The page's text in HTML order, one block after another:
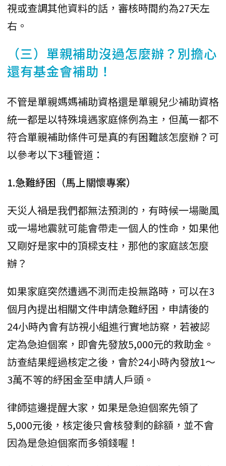
視或查調其他資料的話，審核時間約為27天左
右。
（三）單親補助沒過怎麼辦？別擔心
還有基金會補助！
不管是單親媽媽補助資格還是單親兒少補助資格
統一都是以特殊境遇家庭條例為主，但萬一都不
符合單親補助條件可是真的有困難該怎麼辦？可
以參考以下3種管道：
1.急難紓困（馬上關懷專案）
天災人禍是我們都無法預測的，有時候一場颱風
或一場地震就可能會帶走一個人的性命，如果他
又剛好是家中的頂樑支柱，那他的家庭該怎麼
辦？
如果家庭突然遭遇不測而走投無路時，可以在3
個月內提出相關文件申請急難紓困，申請後的
24小時內會有訪視小組進行實地訪察，若被認
定為急迫個案，即會先發放5,000元的救助金。
訪查結果經過核定之後，會於24小時內發放1～
3萬不等的紓困金至申請人戶頭。
律師這邊提醒大家，如果是急迫個案先領了
5,000元後，核定後只會核發剩的餘額，並不會
因為是急迫個案而多領錢喔！